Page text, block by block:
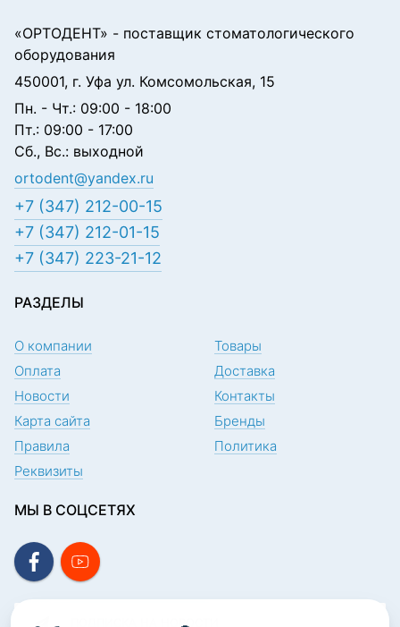
«ОРТОДЕНТ» - поставщик стоматологического
оборудования
450001, г. Уфа ул. Комсомольская, 15
Пн. - Чт.: 09:00 - 18:00
Пт.: 09:00 - 17:00
Сб., Вс.: выходной
ortodent@yandex.ru
+7 (347) 212-00-15
+7 (347) 212-01-15
+7 (347) 223-21-12
РАЗДЕЛЫ
О компании
Товары
Оплата
Доставка
Новости
Контакты
Карта сайта
Бренды
Правила
Политика
Реквизиты
МЫ В СОЦСЕТЯХ
ПОДПИСКА НА НОВОСТИ